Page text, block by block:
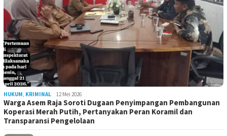
HUKUM, KRIMINAL 12 Mei 2026
Warga Asem Raja Soroti Dugaan Penyimpangan Pembangunan
Koperasi Merah Putih, Pertanyakan Peran Koramil dan
Transparansi Pengelolaan